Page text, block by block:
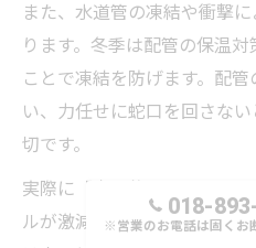
また、水道管の凍結や衝撃
ります。冬季は配管の保温
ことで凍結を防げます。配
い、力任せに蛇口を回さな
切です。
実際に「定期的にパッキンを
ルが激減した」という利用者
018-
※営業のお電話は固くお